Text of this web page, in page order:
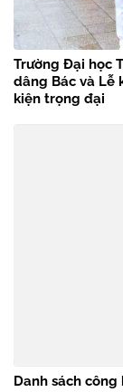
Trường Đại học
dâng Bác và Lễ
kiện trọng đại
Danh sách